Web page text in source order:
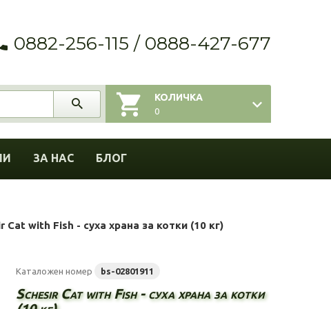
0882-256-115 / 0888-427-677
КОЛИЧКА
0
ЗА НАС БЛОГ
Cat with Fish - суха храна за котки (10 кг)
Каталожен номер bs-02801911
Schesir Cat with Fish - суха храна за котки